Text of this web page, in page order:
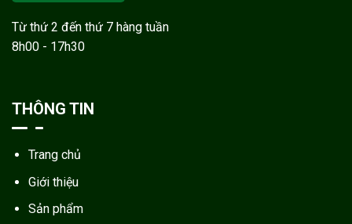
Từ thứ 2 đến thứ 7 hàng tuần
8h00 - 17h30
THÔNG TIN
Trang chủ
Giới thiệu
Sản phẩm